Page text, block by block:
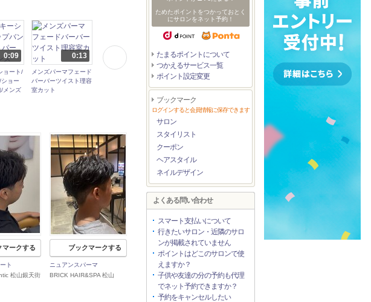
0:09
ョート/
ョー
/メンズ
0:13
メンズパーマフェード
バーバーツイスト理容
室カット
0:29
○スパイキーショート/
0:16
スパイキーショート×
シルバー
0:06
ハイトーンスパイキー スパイキーフェード
マークする
ト
松山銀天街
ブックマークする
ニュアンスパーマ
BRICK HAIR&SPA 松山
ためたポイントをつかっておとく
にサロンをネット予約！
たまるポイントについて
つかえるサービス一覧
ポイント設定変更
ブックマーク
ログインすると会員情報に保存できます
サロン
スタイリスト
クーポン
ヘアスタイル
ネイルデザイン
よくある問い合わせ
スマート支払いについて
行きたいサロン・近隣のサロ
ンが掲載されていません
ポイントはどこのサロンで使
えますか？
子供や友達の分の予約も代理
でネット予約できますか？
予約をキャンセルしたい